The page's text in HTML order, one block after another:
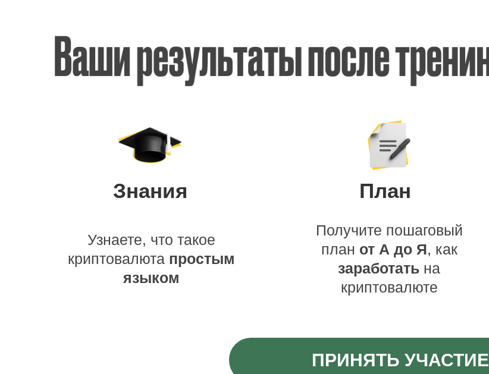
Знания План
Узнаете, что такое
криптовалюта простым
языком
ПРИНЯТЬ УЧАСТИЕ
Получите пошаговый
план от А до Я, как
заработать на
криптовалюте